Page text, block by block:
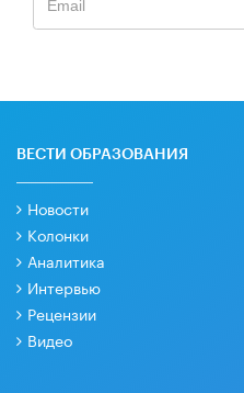
ВЕСТИ ОБРАЗОВАНИЯ
Новости
Колонки
Аналитика
Интервью
Рецензии
Видео